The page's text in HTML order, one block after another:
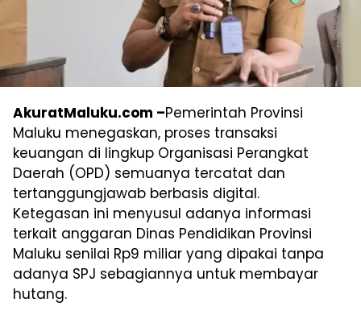
AkuratMaluku.com –Pemerintah Provinsi
Maluku menegaskan, proses transaksi
keuangan di lingkup Organisasi Perangkat
Daerah (OPD) semuanya tercatat dan
tertanggungjawab berbasis digital.
Ketegasan ini menyusul adanya informasi
terkait anggaran Dinas Pendidikan Provinsi
Maluku senilai Rp9 miliar yang dipakai tanpa
adanya SPJ sebagiannya untuk membayar
hutang.